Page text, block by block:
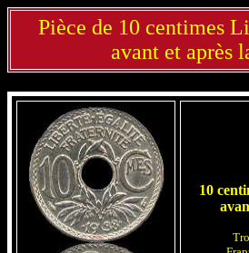
Pièce de 10 centimes
avant et après
10